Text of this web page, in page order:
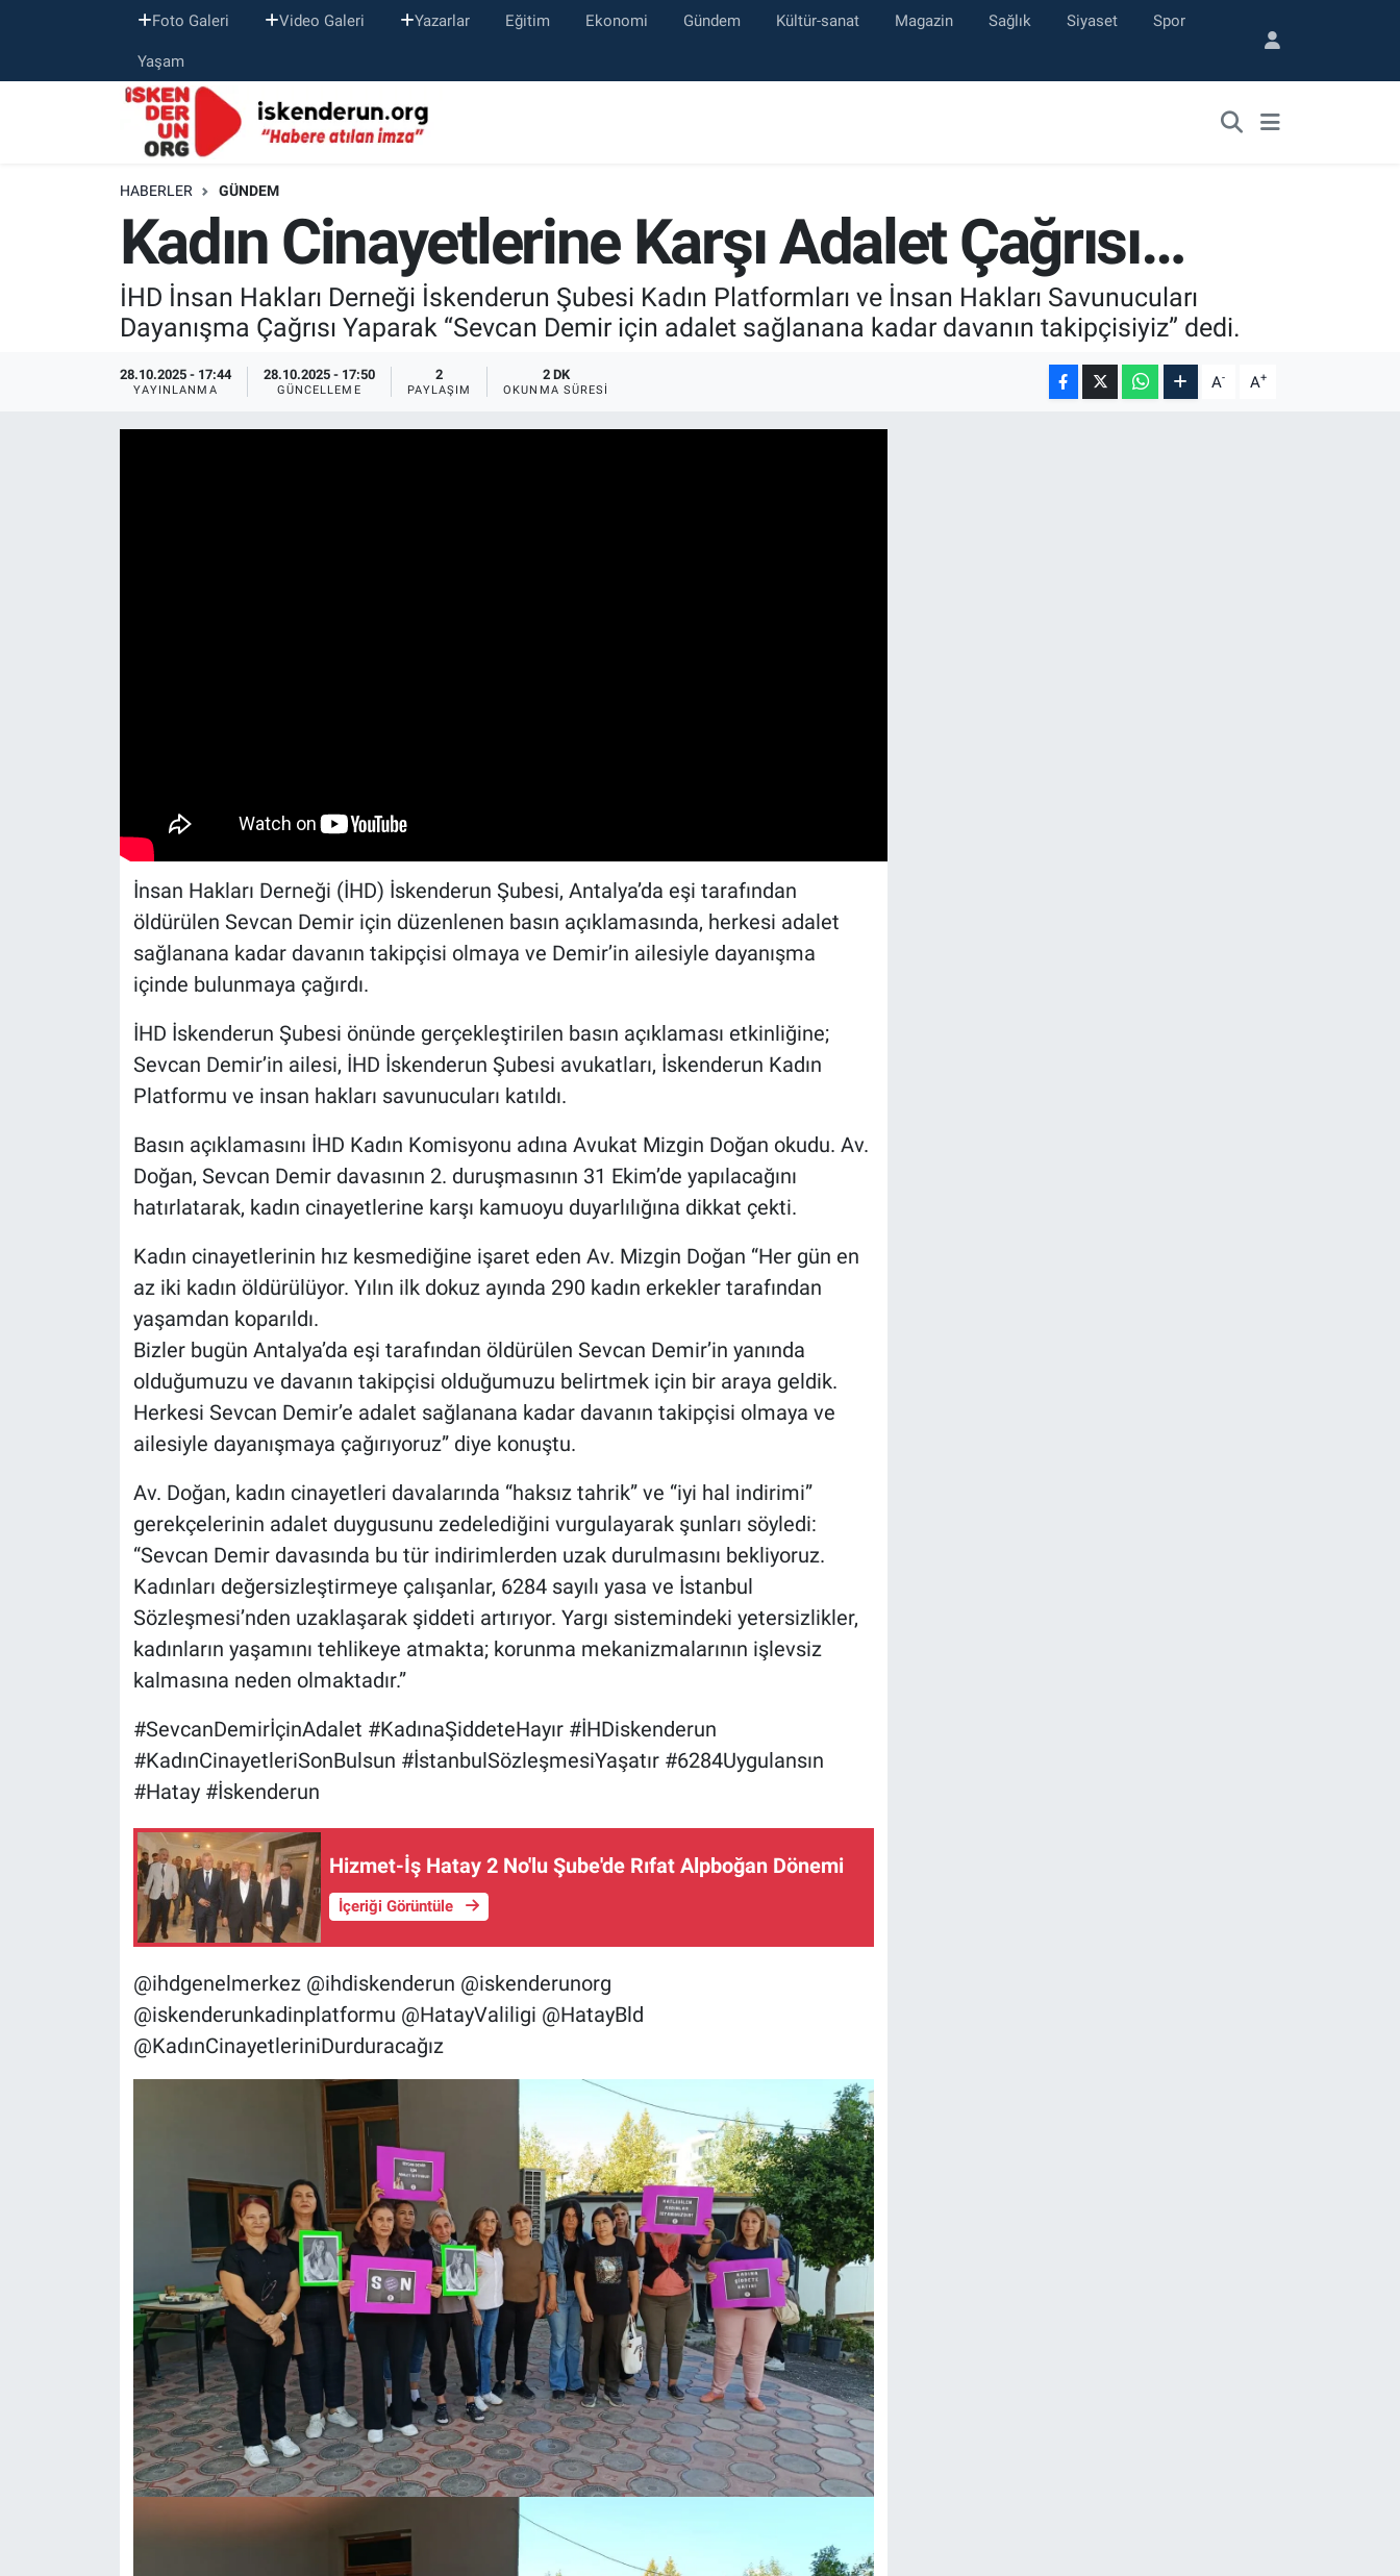
Foto Galeri Video Galeri Yazarlar Eğitim Ekonomi Gündem Kültür-sanat Magazin Sağlık Siyaset Spor
Yaşam
HABERLER GÜNDEM
Kadın Cinayetlerine Karşı Adalet Çağrısı…
İHD İnsan Hakları Derneği İskenderun Şubesi Kadın Platformları ve İnsan Hakları Savunucuları
Dayanışma Çağrısı Yaparak “Sevcan Demir için adalet sağlanana kadar davanın takipçisiyiz” dedi.
28.10.2025 - 17:44
YAYINLANMA
28.10.2025 - 17:50
GÜNCELLEME
2
PAYLAŞIM
2 DK
OKUNMA SÜRESI A- A+
İnsan Hakları Derneği (İHD) İskenderun Şubesi, Antalya’da eşi tarafından
öldürülen Sevcan Demir için düzenlenen basın açıklamasında, herkesi adalet
sağlanana kadar davanın takipçisi olmaya ve Demir’in ailesiyle dayanışma
içinde bulunmaya çağırdı.
İHD İskenderun Şubesi önünde gerçekleştirilen basın açıklaması etkinliğine;
Sevcan Demir’in ailesi, İHD İskenderun Şubesi avukatları, İskenderun Kadın
Platformu ve insan hakları savunucuları katıldı.
Basın açıklamasını İHD Kadın Komisyonu adına Avukat Mizgin Doğan okudu. Av.
Doğan, Sevcan Demir davasının 2. duruşmasının 31 Ekim’de yapılacağını
hatırlatarak, kadın cinayetlerine karşı kamuoyu duyarlılığına dikkat çekti.
Kadın cinayetlerinin hız kesmediğine işaret eden Av. Mizgin Doğan “Her gün en
az iki kadın öldürülüyor. Yılın ilk dokuz ayında 290 kadın erkekler tarafından
yaşamdan koparıldı.
Bizler bugün Antalya’da eşi tarafından öldürülen Sevcan Demir’in yanında
olduğumuzu ve davanın takipçisi olduğumuzu belirtmek için bir araya geldik.
Herkesi Sevcan Demir’e adalet sağlanana kadar davanın takipçisi olmaya ve
ailesiyle dayanışmaya çağırıyoruz” diye konuştu.
Av. Doğan, kadın cinayetleri davalarında “haksız tahrik” ve “iyi hal indirimi”
gerekçelerinin adalet duygusunu zedelediğini vurgulayarak şunları söyledi:
“Sevcan Demir davasında bu tür indirimlerden uzak durulmasını bekliyoruz.
Kadınları değersizleştirmeye çalışanlar, 6284 sayılı yasa ve İstanbul
Sözleşmesi’nden uzaklaşarak şiddeti artırıyor. Yargı sistemindeki yetersizlikler,
kadınların yaşamını tehlikeye atmakta; korunma mekanizmalarının işlevsiz
kalmasına neden olmaktadır.”
#SevcanDemirİçinAdalet #KadınaŞiddeteHayır #İHDiskenderun
#KadınCinayetleriSonBulsun #İstanbulSözleşmesiYaşatır #6284Uygulansın
#Hatay #İskenderun
Hizmet-İş Hatay 2 No'lu Şube'de Rıfat Alpboğan Dönemi
İçeriği Görüntüle
@ihdgenelmerkez @ihdiskenderun @iskenderunorg
@iskenderunkadinplatformu @HatayValiligi @HatayBld
@KadınCinayetleriniDurduracağız